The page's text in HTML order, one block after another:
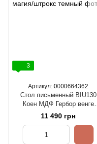
3
Артикул: 0000664362
Стол письменный BIU130
Коен МДФ Гербор венге
магия/штрокс темный
11 490 грн